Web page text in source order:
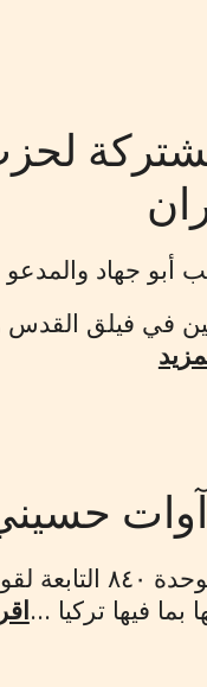
جهاد والمدعو
في فيلق القدس
آوات حسيني بر مواطن
فيها تركيا ...